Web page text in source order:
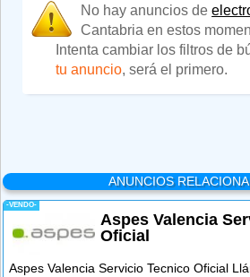
No hay anuncios de
Cantabria en estos
Intenta cambiar los filtros de
tu anuncio, será el primero.
ANUNCIOS
-VENDO-
Aspes Valencia
Oficial
Aspes Valencia Servicio Tecnico Oficial